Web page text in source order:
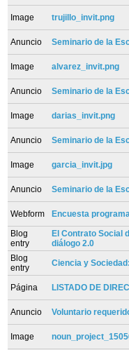
Image trujillo_invit.png
Anuncio Seminario de la
Image alvarez_invit.png
Anuncio Seminario de la
Image darias_invit.png
Anuncio Seminario de la
Image garcia_invit.jpg
Anuncio Seminario de la
Webform
Encuesta
Blog
entry
El Contrato Social
diálogo 2.0
Blog
entry
Ciencia y
Página LISTADO DE
Anuncio Voluntario
Image